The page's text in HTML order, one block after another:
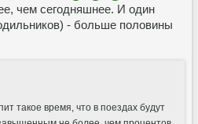
чем сегодняшнее. И один
- больше половины
такое время, что в поездах будут